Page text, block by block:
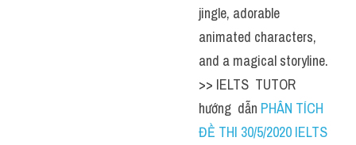
jingle, adorable
animated characters,
and a magical storyline.
>> IELTS  TUTOR
hướng  dẫn PHÂN TÍCH
ĐỀ THI 30/5/2020 IELTS